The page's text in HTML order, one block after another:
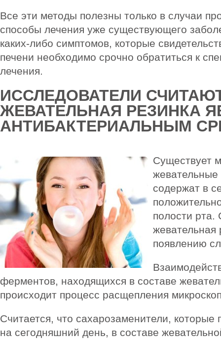
Все эти методы полезны только в случаи
способы лечения уже существующего
каких-либо симптомов, которые
печени необходимо срочно обратиться к
лечения.
ИССЛЕДОВАТЕЛИ
ЖЕВАТЕЛЬНАЯ РЕЗИНКА
АНТИБАКТЕРИАЛЬНЫМ
Существует
жевательные
содержат в
полости рта.
жевательная
появлению
ферментов, находящихся в составе
происходит процесс расщепления
Считается, что сахарозаменители, которые
на сегодняшний день, в составе